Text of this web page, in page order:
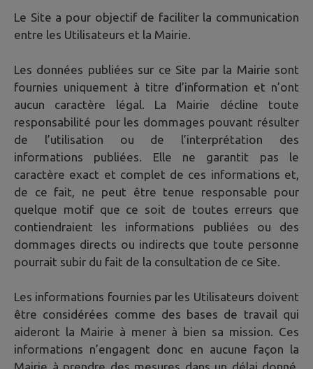
Le Site a pour objectif de faciliter la communication
entre les Utilisateurs et la Mairie.
Les données publiées sur ce Site par la Mairie sont
fournies uniquement à titre d’information et n’ont
aucun caractère légal. La Mairie décline toute
responsabilité pour les dommages pouvant résulter
de l’utilisation ou de l’interprétation des
informations publiées. Elle ne garantit pas le
caractère exact et complet de ces informations et,
de ce fait, ne peut être tenue responsable pour
quelque motif que ce soit de toutes erreurs que
contiendraient les informations publiées ou des
dommages directs ou indirects que toute personne
pourrait subir du fait de la consultation de ce Site.
Les informations fournies par les Utilisateurs doivent
être considérées comme des bases de travail qui
aideront la Mairie à mener à bien sa mission. Ces
informations n’engagent donc en aucune façon la